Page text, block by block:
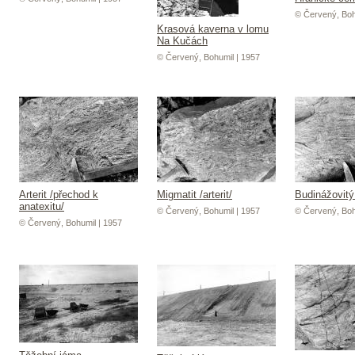
Krasová kaverna v lomu
Na Kučách
© Červený, Bohumil | 1957
© Červený,
Arterit /přechod k
anatexitu/
© Červený, Bohumil | 1957
Migmatit /arterit/
© Červený, Bohumil | 1957 © Červený,